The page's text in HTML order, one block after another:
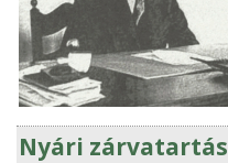
Nyári zárvatartás